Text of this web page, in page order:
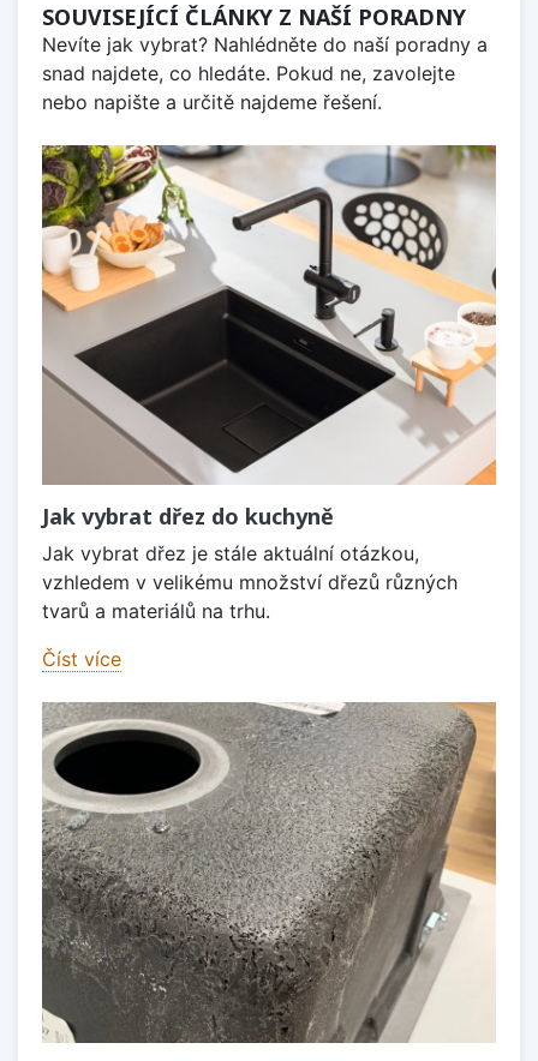
SOUVISEJÍCÍ ČLÁNKY Z NAŠÍ PORADNY
Nevíte jak vybrat? Nahlédněte do naší poradny a
snad najdete, co hledáte. Pokud ne, zavolejte
nebo napište a určitě najdeme řešení.
Jak vybrat dřez do kuchyně
Jak vybrat dřez je stále aktuální otázkou,
vzhledem v velikému množství dřezů různých
tvarů a materiálů na trhu.
Číst více